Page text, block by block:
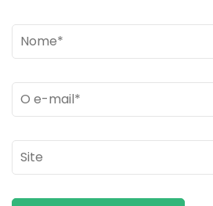
Name*
Email *
Site